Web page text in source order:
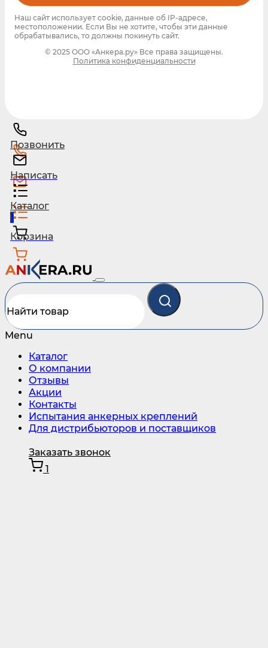
Наш сайт использует cookie, данные об IP-адресе,
местоположении. Если Вы не хотите, чтобы эти данные
обрабатывались, то должны покинуть сайт.
© 2025 ООО «Анкера.ру» Все права защищены.
Политика конфиденциальности
Позвонить
Написать
Каталог
1
Корзина
Menu
Каталог
О компании
Отзывы
Акции
Контакты
Испытания анкерных креплений
Для дистрибьюторов и поставщиков
Заказать звонок
1